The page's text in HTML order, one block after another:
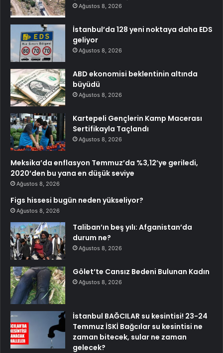
Ağustos 8, 2026
İstanbul’da 128 yeni noktaya daha EDS
geliyor
Ağustos 8, 2026
ABD ekonomisi beklentinin altında
büyüdü
Ağustos 8, 2026
Kartepeli Gençlerin Kamp Macerası
Sertifikayla Taçlandı
Ağustos 8, 2026
Meksika’da enflasyon Temmuz’da %3,12’ye geriledi,
2020’den bu yana en düşük seviye
Ağustos 8, 2026
Figs hissesi bugün neden yükseliyor?
Ağustos 8, 2026
Taliban’ın beş yılı: Afganistan’da
durum ne?
Ağustos 8, 2026
Gölet’te Cansız Bedeni Bulunan Kadın
Ağustos 8, 2026
İstanbul BAĞCILAR su kesintisi! 23-24
Temmuz İSKİ Bağcılar su kesintisi ne
zaman bitecek, sular ne zaman
gelecek?